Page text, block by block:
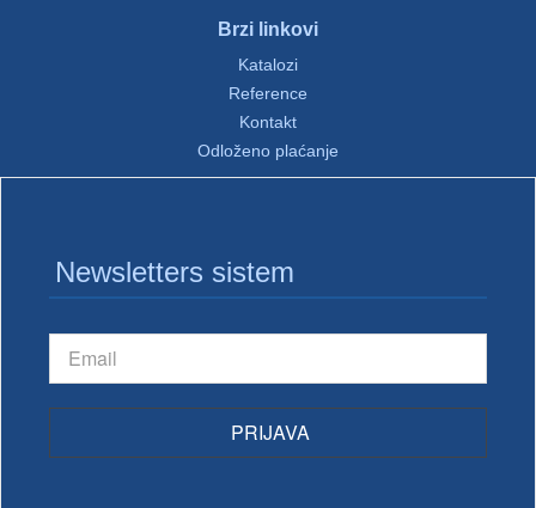
Brzi linkovi
Katalozi
Reference
Kontakt
Odloženo plaćanje
Newsletters sistem
PRIJAVA